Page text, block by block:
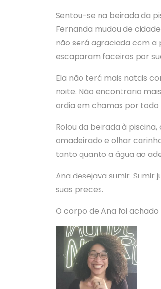
Sentou-se na beirada da
Fernanda mudou de
não será agraciada com a
escaparam faceiros por
Ela não terá mais natais
noite. Não encontraria
ardia em chamas por todo
Rolou da beirada à
amadeirado e olhar
tanto quanto a água ao
Ana desejava sumir. Sumir
suas preces.
O corpo de Ana foi